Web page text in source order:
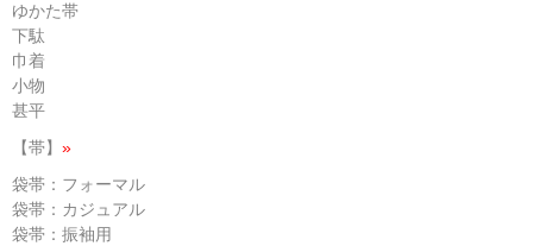
ゆかた帯
下駄
巾着
小物
甚平
【帯】 »
袋帯：フォーマル
袋帯：カジュアル
袋帯：振袖用